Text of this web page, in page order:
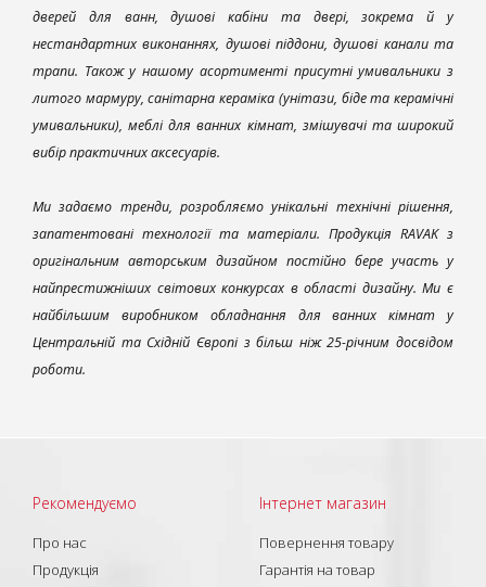
дверей для ванн, душові кабіни та двері, зокрема й у
нестандартних виконаннях, душові піддони, душові канали та
трапи. Також у нашому асортименті присутні умивальники з
литого мармуру, санітарна кераміка (унітази, біде та керамічні
умивальники), меблі для ванних кімнат, змішувачі та широкий
вибір практичних аксесуарів.
Ми задаємо тренди, розробляємо унікальні технічні рішення,
запатентовані технології та матеріали. Продукція RAVAK з
оригінальним авторським дизайном постійно бере участь у
найпрестижніших світових конкурсах в області дизайну. Ми є
найбільшим виробником обладнання для ванних кімнат у
Центральній та Східній Європі з більш ніж 25-річним досвідом
роботи.
Рекомендуємо
Про нас
Продукція
Інтернет магазин
Повернення товару
Гарантія на товар